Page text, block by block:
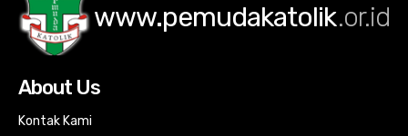
www.pemudakatolik.or.id
About Us
Kontak Kami